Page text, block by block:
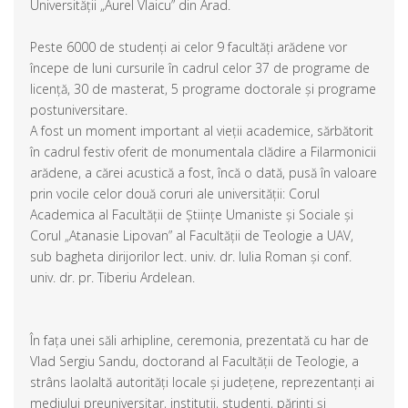
Universității „Aurel Vlaicu” din Arad.
Peste 6000 de studenți ai celor 9 facultăți arădene vor
începe de luni cursurile în cadrul celor 37 de programe de
licență, 30 de masterat, 5 programe doctorale și programe
postuniversitare.
A fost un moment important al vieții academice, sărbătorit
în cadrul festiv oferit de monumentala clădire a Filarmonicii
arădene, a cărei acustică a fost, încă o dată, pusă în valoare
prin vocile celor două coruri ale universității: Corul
Academica al Facultății de Științe Umaniste și Sociale și
Corul „Atanasie Lipovan” al Facultății de Teologie a UAV,
sub bagheta dirijorilor lect. univ. dr. Iulia Roman și conf.
univ. dr. pr. Tiberiu Ardelean.
În fața unei săli arhipline, ceremonia, prezentată cu har de
Vlad Sergiu Sandu, doctorand al Facultății de Teologie, a
strâns laolaltă autorități locale și județene, reprezentanți ai
mediului preuniversitar, instituții, studenți, părinți și